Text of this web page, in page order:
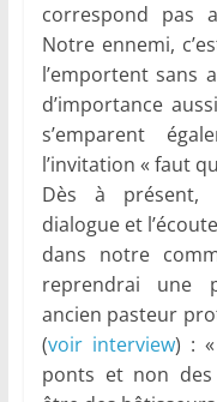
correspond pas
Notre ennemi,
l’emportent sans
d’importance
s’emparent
l’invitation « faut
Dès à présent,
dialogue et
dans notre
reprendrai une
ancien pasteur
(voir interview) :
ponts et non des